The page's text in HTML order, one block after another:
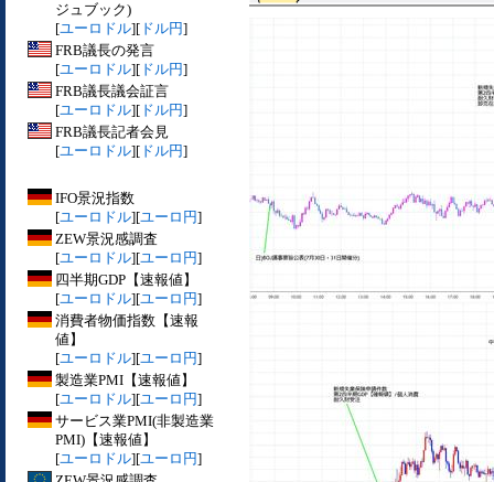
ジュブック)
[ユーロドル][ ドル円]
FRB議長の発言
[ユーロドル][ ドル円]
FRB議長議会証言
[ユーロドル][ ドル円]
FRB議長記者会見
[ユーロドル][ ドル円]
IFO景況指数
[ユーロドル][ユーロ円]
ZEW景況感調査
[ユーロドル][ユーロ円]
四半期GDP【速報値】
[ユーロドル][ユーロ円]
消費者物価指数【速報
値】
[ユーロドル][ユーロ円]
製造業PMI【速報値】
[ユーロドル][ユーロ円]
サービス業PMI(非製造業
PMI)【速報値】
[ユーロドル][ユーロ円]